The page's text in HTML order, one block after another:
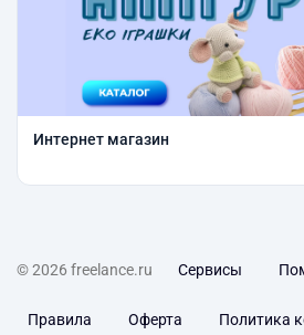
Интернет магазин
© 2026 freelance.ru Сервисы
Правила Оферта Политика